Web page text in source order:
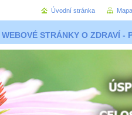
STRÁNKY O ZDRAVÍ -
Úvodní stránka